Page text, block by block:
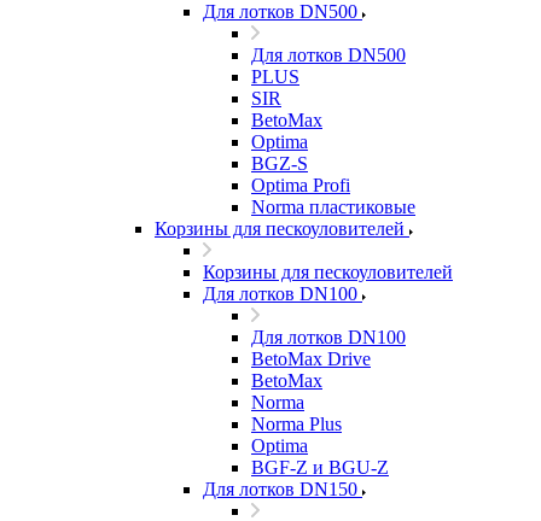
Для лотков DN500
Для лотков DN500
PLUS
SIR
BetoMax
Optima
BGZ-S
Optima Profi
Norma пластиковые
Корзины для пескоуловителей
Корзины для пескоуловителей
Для лотков DN100
Для лотков DN100
BetoMax Drive
BetoMax
Norma
Norma Plus
Optima
BGF-Z и BGU-Z
Для лотков DN150